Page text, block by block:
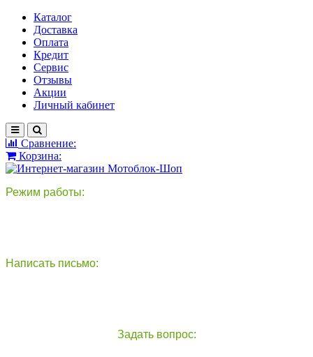
Каталог
Доставка
Оплата
Кредит
Сервис
Отзывы
Акции
Личный кабинет
Сравнение:
Корзина:
Режим работы:
Написать письмо:
Задать вопрос: